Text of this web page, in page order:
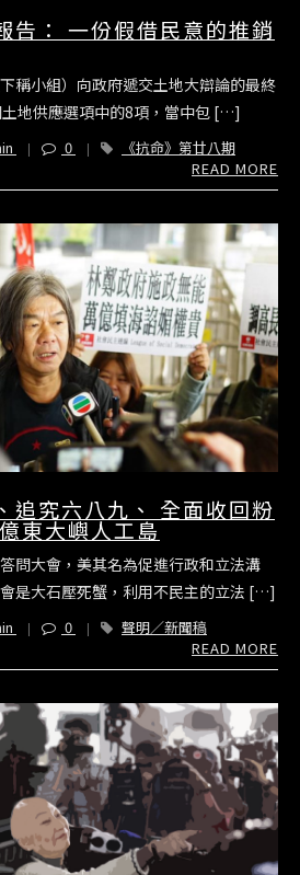
告： 一份假借民意的推銷
稱小組）向政府遞交土地大辯論的最終
地供應選項中的8項，當中包 […]
0
《抗命》第廿八期
READ MORE
追究六八九、 全面收回粉
東大嶼人工島
問大會，美其名為促進行政和立法溝
是大石壓死蟹，利用不民主的立法 […]
0
聲明／新聞稿
READ MORE